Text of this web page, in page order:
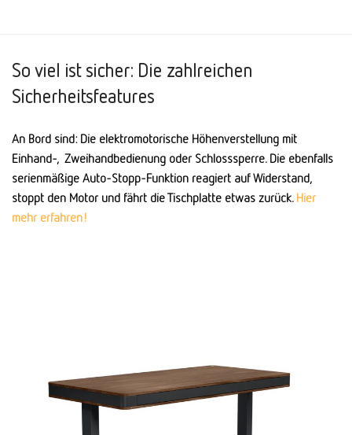
So viel ist sicher: Die zahlreichen
Sicherheitsfeatures
An Bord sind: Die elektro­motorische Höhen­ver­stellung mit
Einhand-, Zweihandbedienung oder Schlosssperre. Die ebenfalls
serienmäßige Auto-Stopp-Funktion reagiert auf Wider­stand,
stoppt den Motor und fährt die Tisch­platte etwas zurück. Hier
mehr erfahren!